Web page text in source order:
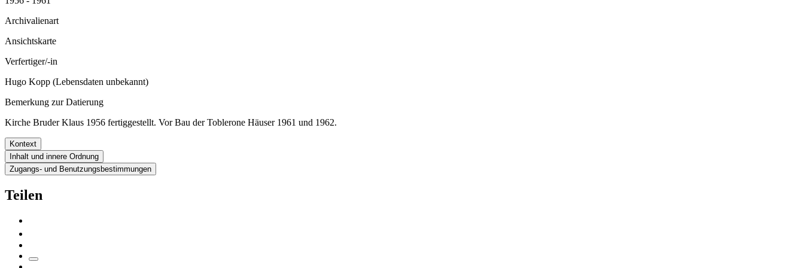
Archivalienart
Ansichtskarte
Verfertiger/-in
Hugo Kopp (Lebensdaten unbekannt)
Bemerkung zur Datierung
Kirche Bruder Klaus 1956 fertiggestellt. Vor Bau der Toblerone Häuser 1961 und 1962.
Kontext
Inhalt und innere Ordnung
Zugangs- und Benutzungsbestimmungen
Teilen